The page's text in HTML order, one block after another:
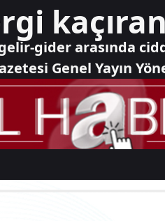
gider arasında
Genel Yayın